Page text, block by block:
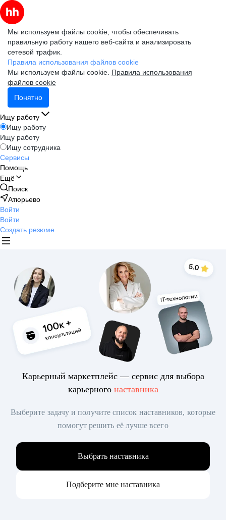
Мы используем файлы cookie, чтобы обеспечивать
правильную работу нашего веб-сайта и анализировать
сетевой трафик.
Правила использования файлов cookie
Мы используем файлы cookie. Правила использования
файлов cookie
Понятно
Ищу работу
Ищу работу
Ищу работу
Ищу сотрудника
Сервисы
Помощь
Ещё
Поиск
Атюрьево
Войти
Войти
Создать резюме
Карьерный маркетплейс — сервис для выбора
карьерного наставника
Выберите задачу и получите список наставников, которые
помогут решить её лучше всего
Выбрать наставника
Подберите мне наставника